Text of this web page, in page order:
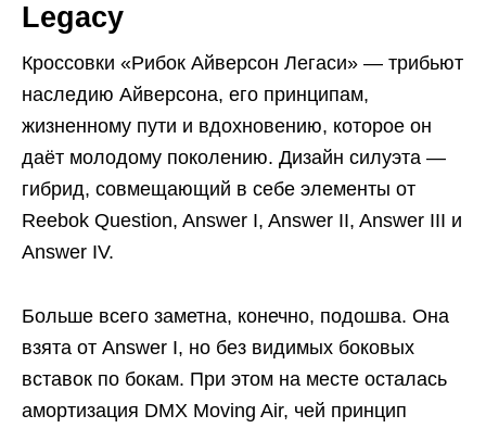
Legacy
Кроссовки «Рибок Айверсон Легаси» — трибьют
наследию Айверсона, его принципам,
жизненному пути и вдохновению, которое он
даёт молодому поколению. Дизайн силуэта —
гибрид, совмещающий в себе элементы от
Reebok Question, Answer I, Answer II, Answer III и
Answer IV.
Больше всего заметна, конечно, подошва. Она
взята от Answer I, но без видимых боковых
вставок по бокам. При этом на месте осталась
амортизация DMX Moving Air, чей принцип